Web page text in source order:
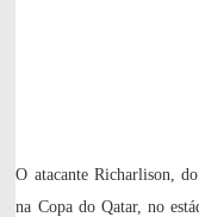
O atacante Richarlison,
na Copa do Qatar, no